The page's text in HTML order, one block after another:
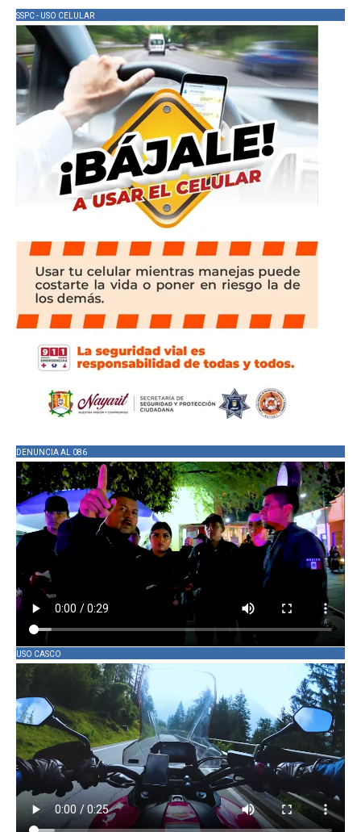
SSPC - USO CELULAR
DENUNCIA AL 086
USO CASCO